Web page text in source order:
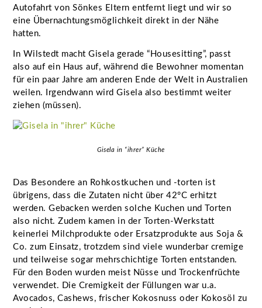
Autofahrt von Sönkes Eltern entfernt liegt und wir so
eine Übernachtungsmöglichkeit direkt in der Nähe
hatten.
In Wilstedt macht Gisela gerade “Housesitting”, passt
also auf ein Haus auf, während die Bewohner momentan
für ein paar Jahre am anderen Ende der Welt in Australien
weilen. Irgendwann wird Gisela also bestimmt weiter
ziehen (müssen).
Gisela in “ihrer” Küche
Das Besondere an Rohkostkuchen und -torten ist
übrigens, dass die Zutaten nicht über 42°C erhitzt
werden. Gebacken werden solche Kuchen und Torten
also nicht. Zudem kamen in der Torten-Werkstatt
keinerlei Milchprodukte oder Ersatzprodukte aus Soja &
Co. zum Einsatz, trotzdem sind viele wunderbar cremige
und teilweise sogar mehrschichtige Torten entstanden.
Für den Boden wurden meist Nüsse und Trockenfrüchte
verwendet. Die Cremigkeit der Füllungen war u.a.
Avocados, Cashews, frischer Kokosnuss oder Kokosöl zu